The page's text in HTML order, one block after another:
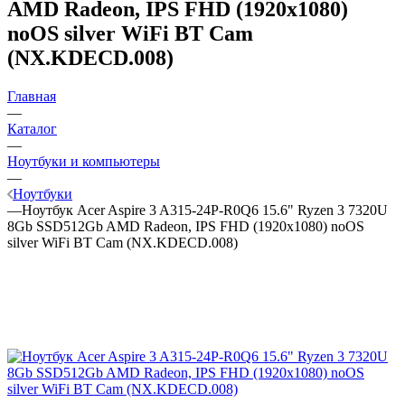
AMD Radeon, IPS FHD (1920x1080)
noOS silver WiFi BT Cam
(NX.KDECD.008)
Главная
—
Каталог
—
Ноутбуки и компьютеры
—
Ноутбуки
—Ноутбук Acer Aspire 3 A315-24P-R0Q6 15.6" Ryzen 3 7320U
8Gb SSD512Gb AMD Radeon, IPS FHD (1920x1080) noOS
silver WiFi BT Cam (NX.KDECD.008)